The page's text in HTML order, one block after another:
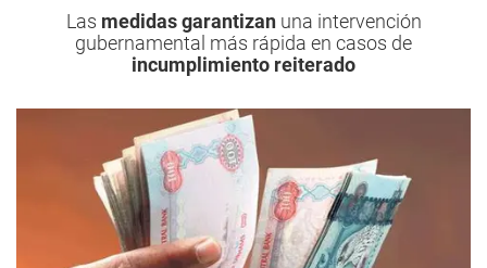
Las medidas garantizanuna intervención
gubernamental más rápida en casos de
incumplimiento reiterado